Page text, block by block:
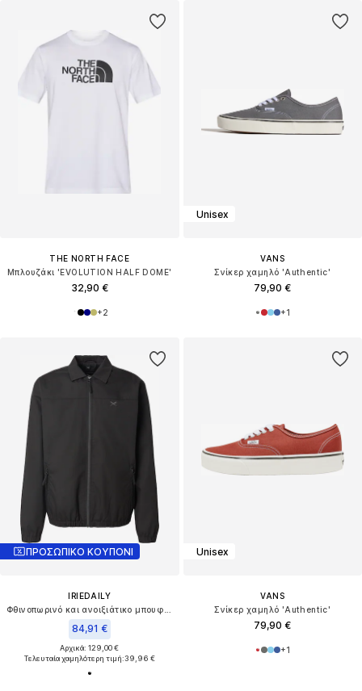
THE NORTH FACE
Μπλουζάκι 'EVOLUTION HALF DOME'
32,90 €
+2
Unisex
VANS
Σνίκερ χαμηλό 'Authentic'
79,90 €
+1
ΠΡΟΣΩΠΙΚΟ ΚΟΥΠΟΝΙ
IRIEDAILY
84,91 €
Αρχικά: 129,00 €
Τελευταία χαμηλότερη τιμή:39,96 €
Unisex
VANS
Σνίκερ χαμηλό 'Authentic'
79,90 €
+1